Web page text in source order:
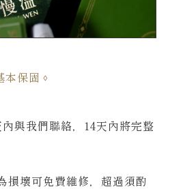
本保固
與我們聯絡，14天內將完整
損壞可免費維修，超過須酌